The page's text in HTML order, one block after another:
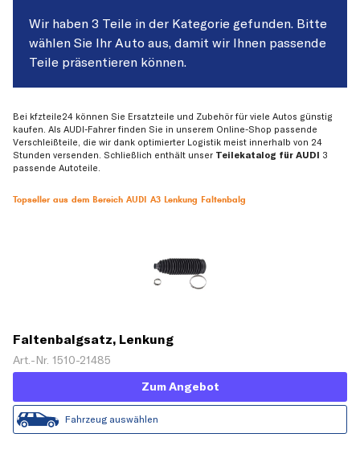
Wir haben 3 Teile in der Kategorie gefunden. Bitte
wählen Sie Ihr Auto aus, damit wir Ihnen passende
Teile präsentieren können.
Bei kfzteile24 können Sie Ersatzteile und Zubehör für viele Autos günstig
kaufen. Als AUDI-Fahrer finden Sie in unserem Online-Shop passende
Verschleißteile, die wir dank optimierter Logistik meist innerhalb von 24
Stunden versenden. Schließlich enthält unser Teilekatalog für AUDI 3
passende Autoteile.
Topseller aus dem Bereich AUDI A3 Lenkung Faltenbalg
Faltenbalgsatz, Lenkung
Art.-Nr. 1510-21485
Zum Angebot
Fahrzeug auswählen